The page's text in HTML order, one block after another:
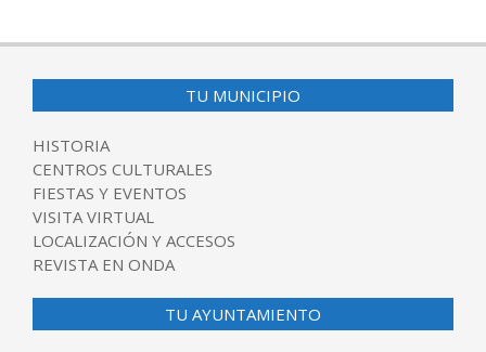
TU MUNICIPIO
HISTORIA
CENTROS CULTURALES
FIESTAS Y EVENTOS
VISITA VIRTUAL
LOCALIZACIÓN Y ACCESOS
REVISTA EN ONDA
TU AYUNTAMIENTO